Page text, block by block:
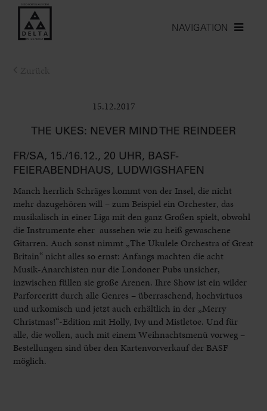
NAVIGATION
15.12.2017
THE UKES: NEVER MIND THE REINDEER
FR/SA, 15./16.12., 20 UHR, BASF-
FEIERABENDHAUS, LUDWIGSHAFEN
Manch herrlich Schräges kommt von der Insel, die nicht
mehr dazugehören will – zum Beispiel ein Orchester, das
musikalisch in einer Liga mit den ganz Großen spielt, obwohl
die Instrumente eher aussehen wie zu heiß gewaschene
Gitarren. Auch sonst nimmt „The Ukulele Orchestra of Great
Britain“ nicht alles so ernst: Anfangs machten die acht
Musik-Anarchisten nur die Londoner Pubs unsicher,
inzwischen füllen sie große Arenen. Ihre Show ist ein wilder
Parforceritt durch alle Genres – überraschend, hochvirtuos
und urkomisch und jetzt auch erhältlich in der „Merry
Christmas!“-Edition mit Holly, Ivy und Mistletoe. Und für
alle, die wollen, auch mit einem Weihnachtsmenü vorweg –
Bestellungen sind über den Kartenvorverkauf der BASF
möglich.